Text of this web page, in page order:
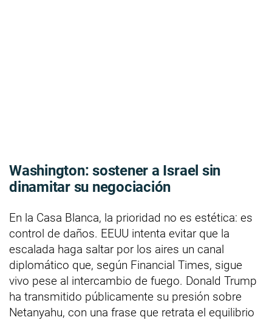
Washington: sostener a Israel sin
dinamitar su negociación
En la Casa Blanca, la prioridad no es estética: es
control de daños. EEUU intenta evitar que la
escalada haga saltar por los aires un canal
diplomático que, según Financial Times, sigue
vivo pese al intercambio de fuego. Donald Trump
ha transmitido públicamente su presión sobre
Netanyahu, con una frase que retrata el equilibrio